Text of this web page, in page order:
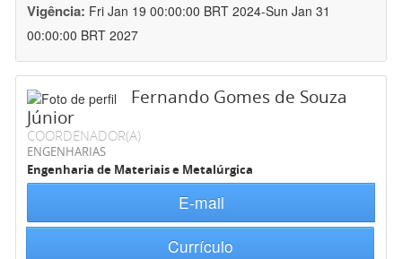
Vigência: Fri Jan 19 00:00:00 BRT 2024-Sun Jan 31
00:00:00 BRT 2027
Fernando Gomes de Souza
Júnior
COORDENADOR(A)
ENGENHARIAS
Engenharia de Materiais e Metalúrgica
E-mail
Currículo